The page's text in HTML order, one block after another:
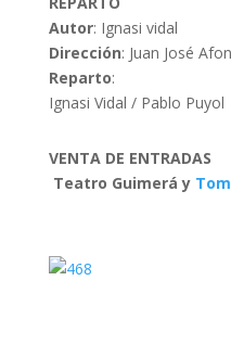
Autor: Ignasi vidal
Dirección: Juan José
Reparto:
Ignasi Vidal / Pablo Puyol
VENTA DE ENTRADAS
Teatro Guimerá y